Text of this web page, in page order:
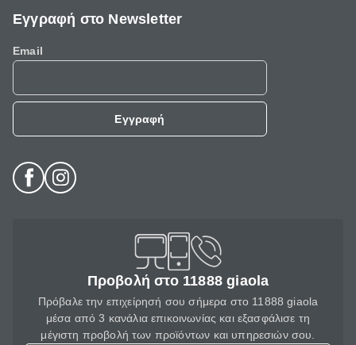
Εγγραφή στο Newsletter
Email
Εγγραφή
Προβολή στο 11888 giaola
Πρόβαλε την επιχείρησή σου σήμερα στο 11888 giaola
μέσα από 3 κανάλια επικοινωνίας και εξασφάλισε τη
μέγιστη προβολή των προϊόντων και υπηρεσιών σου.